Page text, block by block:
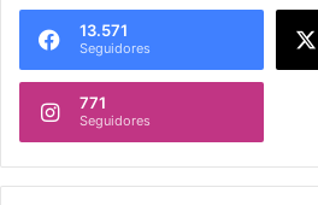
13.571
Seguidores
771
Seguidores